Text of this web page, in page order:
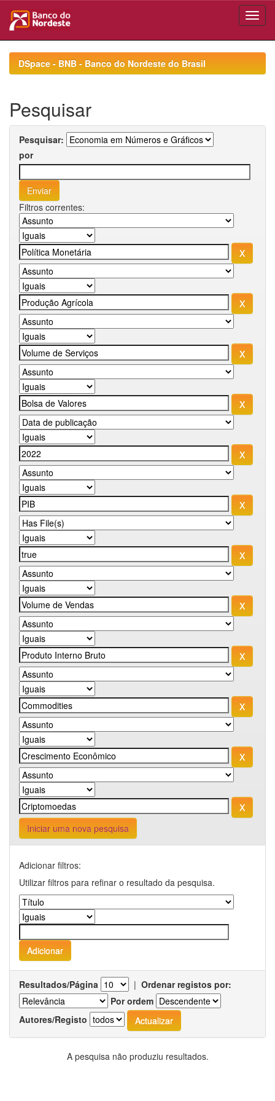
navigationDSpace - BNB - Banco do Nordeste do Brasil
Pesquisar
Pesquisar:
por
Filtros correntes:
Iniciar uma nova pesquisa
Adicionar filtros:
Utilizar filtros para refinar o resultado da pesquisa.
Resultados/Página | Ordenar registos por:
Por ordem
Autores/Registo
A pesquisa não produziu resultados.